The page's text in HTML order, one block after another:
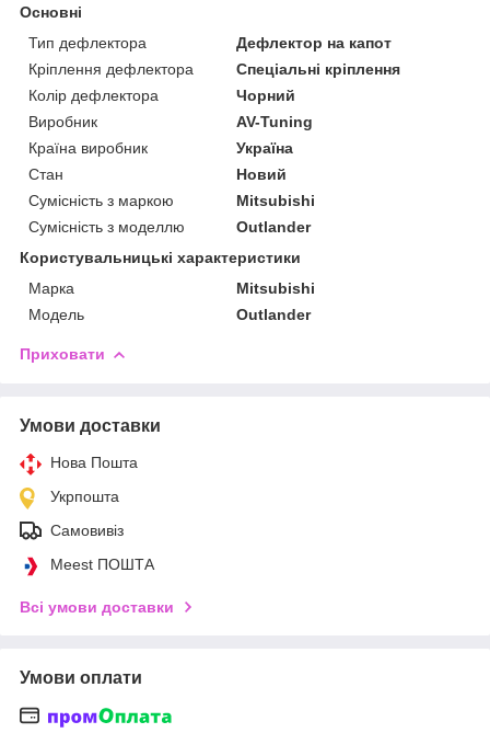
Основні
Тип дефлектора
Дефлектор на капот
Кріплення дефлектора
Спеціальні кріплення
Колір дефлектора
Чорний
Виробник
AV-Tuning
Країна виробник
Україна
Стан
Новий
Сумісність з маркою
Mitsubishi
Сумісність з моделлю
Outlander
Користувальницькі характеристики
Марка
Mitsubishi
Модель
Outlander
Приховати
Умови доставки
Нова Пошта
Укрпошта
Самовивіз
Meest ПОШТА
Всі умови доставки
Умови оплати